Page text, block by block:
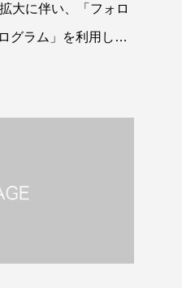
大に伴い、「フォロ
グラム」を利用した
を集めています